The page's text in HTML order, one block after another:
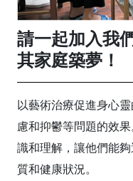
請一起加入我
其家庭築夢！
以藝術治療促進身心
慮和抑鬱等問題的效
識和理解，讓他們能
質和健康狀況。